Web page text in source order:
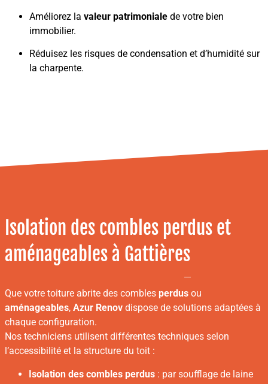
Améliorez la valeur patrimoniale de votre bien
immobilier.
Réduisez les risques de condensation et d’humidité sur
la charpente.
Isolation des combles perdus et
aménageables à Gattières
Que votre toiture abrite des combles perdus ou
aménageables, Azur Renov dispose de solutions adaptées à
chaque configuration.
Nos techniciens utilisent différentes techniques selon
l’accessibilité et la structure du toit :
Isolation des combles perdus : par soufflage de laine